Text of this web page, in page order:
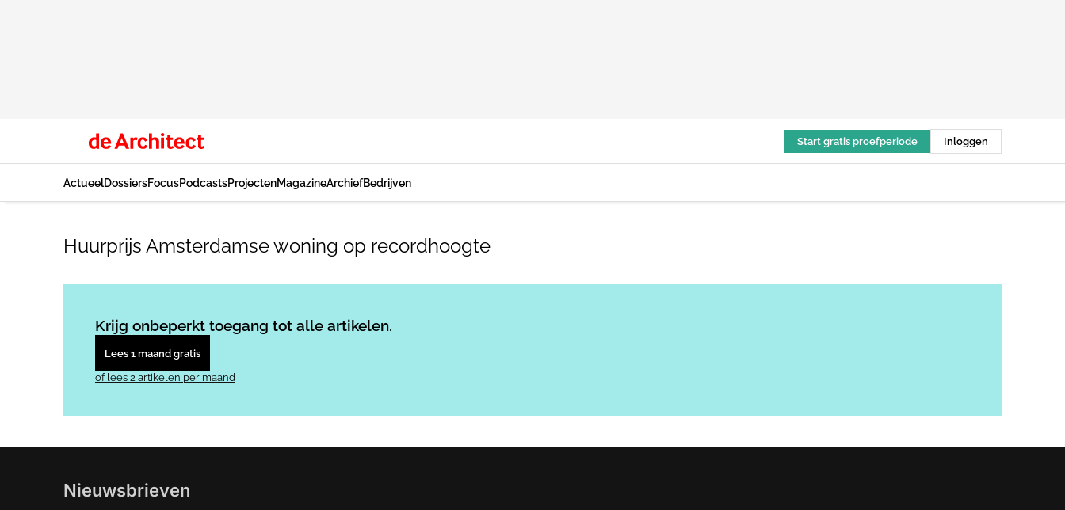
Start gratis proefperiode Inloggen
ActueelDossiersFocusPodcastsProjectenMagazineArchiefBedrijven
Huurprijs Amsterdamse woning op recordhoogte
Krijg onbeperkt toegang tot alle artikelen.
Lees 1 maand gratis
of lees 2 artikelen per maand
Nieuwsbrieven